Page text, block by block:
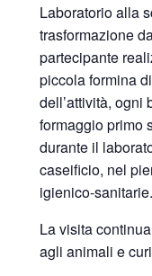
Laboratorio alla
trasformazione
partecipante
piccola formina
dell’attività, ogni
formaggio primo
durante il
caseificio, nel
igienico-sanitarie.
La visita
agli animali e